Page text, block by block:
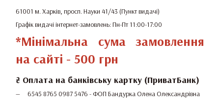
61001 м. Харків, просп. Науки 41/43 (Пункт видачі)
Графік видачі інтернет-замовлень: Пн-Пт 11:00-17:00
*Мінімальна сума замовлення
на сайті - 500 грн
₴ Оплата на банківську картку (ПриватБанк)
6545 8765 0987 5476 -ФОП Бандурка Олена Олександрівна